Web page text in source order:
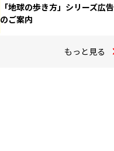
「地球の歩き方」シリーズ広告
のご案内
もっと見る